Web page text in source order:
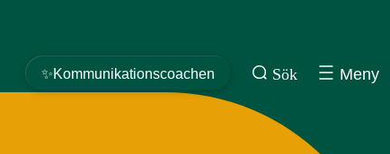
✨Kommunikationscoachen Sök Meny